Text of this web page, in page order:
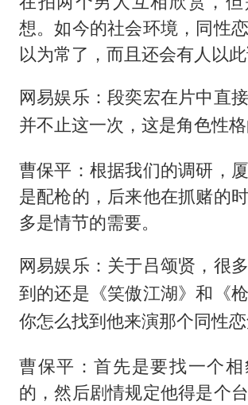
想。如今的社会环境，同性
以为常了，而且还会有人以此
网易娱乐：段奕宏在片中直
并不止这一次，这是角色性格
曹保平：根据我们的调研，
是配枪的，后来他在抓赌的
多是情节的需要。
网易娱乐：关于吕颂贤，很
到的还是《笑傲江湖》和《枪
你怎么找到他来演那个同性恋
曹保平：首先是要找一个
的，然后剧情规定他得是个